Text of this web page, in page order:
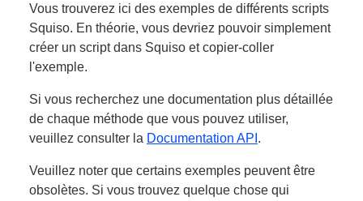
Vous trouverez ici des exemples de différents scripts
Squiso. En théorie, vous devriez pouvoir simplement
créer un script dans Squiso et copier-coller
l'exemple.
Si vous recherchez une documentation plus détaillée
de chaque méthode que vous pouvez utiliser,
veuillez consulter la Documentation API .
Veuillez noter que certains exemples peuvent être
obsolètes. Si vous trouvez quelque chose qui